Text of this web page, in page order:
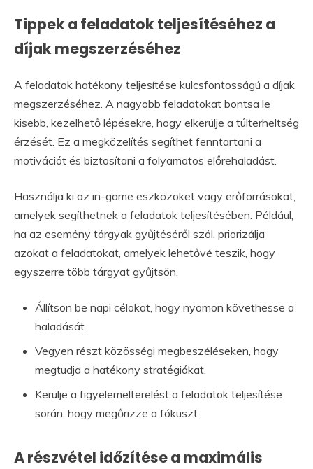
Tippek a feladatok teljesítéséhez a
díjak megszerzéséhez
A feladatok hatékony teljesítése kulcsfontosságú a díjak
megszerzéséhez. A nagyobb feladatokat bontsa le
kisebb, kezelhető lépésekre, hogy elkerülje a túlterheltség
érzését. Ez a megközelítés segíthet fenntartani a
motivációt és biztosítani a folyamatos előrehaladást.
Használja ki az in-game eszközöket vagy erőforrásokat,
amelyek segíthetnek a feladatok teljesítésében. Például,
ha az esemény tárgyak gyűjtéséről szól, priorizálja
azokat a feladatokat, amelyek lehetővé teszik, hogy
egyszerre több tárgyat gyűjtsön.
Állítson be napi célokat, hogy nyomon követhesse a
haladását.
Vegyen részt közösségi megbeszéléseken, hogy
megtudja a hatékony stratégiákat.
Kerülje a figyelemelterelést a feladatok teljesítése
során, hogy megőrizze a fókuszt.
A részvétel időzítése a maximális